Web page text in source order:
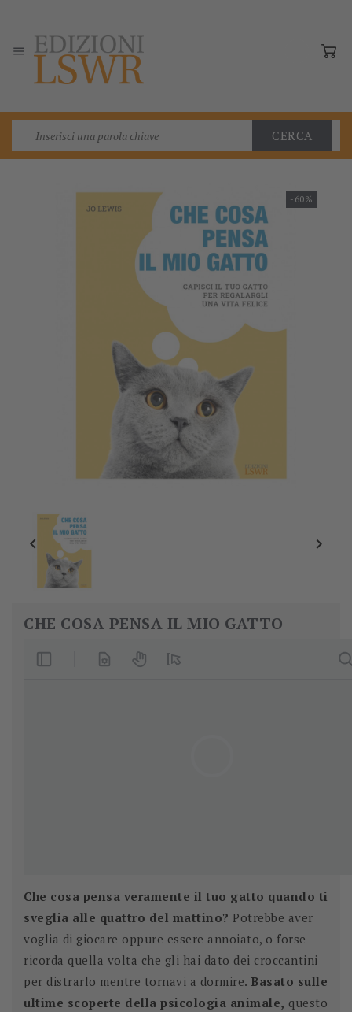

CERCA
-60%
 
CHE COSA PENSA IL MIO GATTO
Che cosa pensa veramente il tuo gatto quando ti
sveglia alle quattro del mattino? Potrebbe aver
voglia di giocare oppure essere annoiato, o forse
ricorda quella volta che gli hai dato dei croccantini
per distrarlo mentre tornavi a dormire. Basato sulle
ultime scoperte della psicologia animale, questo